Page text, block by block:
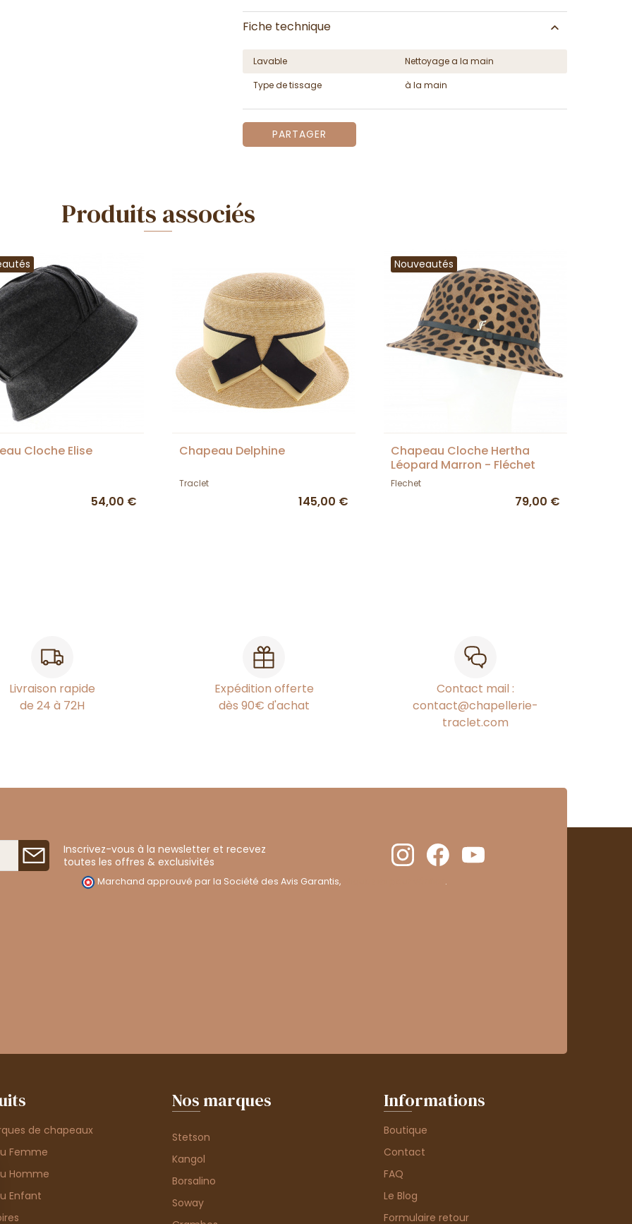
Fiche technique
Lavable
Nettoyage a la main
Type de tissage
à la main
PARTAGER
Produits associés
Cloche Elise
54,00 €
Chapeau Delphine
Traclet
145,00 €
Nouveautés
Chapeau Cloche Hertha
Léopard Marron - Fléchet
Flechet
79,00 €
Livraison rapide
de 24 à 72H
Expédition offerte
dès 90€ d'achat
Contact mail :
contact@chapellerie-
traclet.com
Inscrivez-vous à la newsletter et recevez
toutes les offres & exclusivités
Marchand approuvé par la Société des Avis Garantis, .
de chapeaux
Femme
Homme
Enfant
Nos marques
Stetson
Kangol
Borsalino
Soway
Informations
Boutique
Contact
FAQ
Le Blog
Formulaire retour